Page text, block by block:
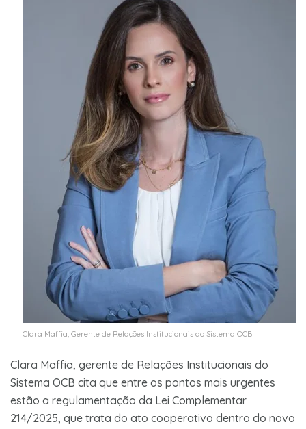
Clara Maffia, Gerente de Relações Institucionais do Sistema OCB
Clara Maffia, gerente de Relações Institucionais do
Sistema OCB cita que entre os pontos mais urgentes
estão a regulamentação da Lei Complementar
214/2025, que trata do ato cooperativo dentro do novo